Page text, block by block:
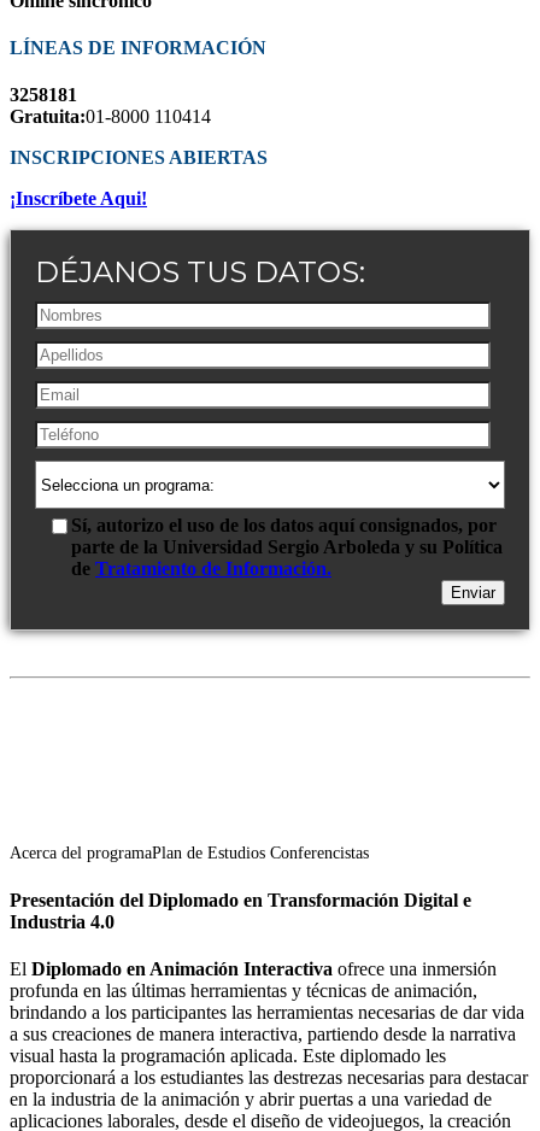
LÍNEAS DE INFORMACIÓN
3258181
Gratuita:01-8000 110414
INSCRIPCIONES ABIERTAS
¡Inscríbete Aqui!
DÉJANOS TUS DATOS:
Sí, autorizo el uso de los datos aquí consignados, por
parte de la Universidad Sergio Arboleda y su Política
de Tratamiento de Información.
Acerca del programaPlan de Estudios Conferencistas
Presentación del Diplomado en Transformación Digital e
Industria 4.0
El Diplomado en Animación Interactiva ofrece una inmersión
profunda en las últimas herramientas y técnicas de animación,
brindando a los participantes las herramientas necesarias de dar vida
a sus creaciones de manera interactiva, partiendo desde la narrativa
visual hasta la programación aplicada. Este diplomado les
proporcionará a los estudiantes las destrezas necesarias para destacar
en la industria de la animación y abrir puertas a una variedad de
aplicaciones laborales, desde el diseño de videojuegos, la creación